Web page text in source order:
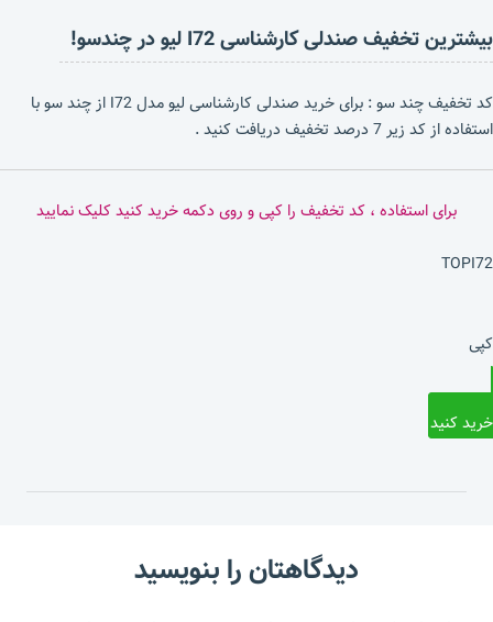
بیشترین تخفیف صندلی کارشناسی I72 لیو در چندسو!
کد تخفیف چند سو : برای خرید صندلی کارشناسی لیو مدل I72 از چند سو با
استفاده از کد زیر 7 درصد تخفیف دریافت کنید .
برای استفاده ، کد تخفیف را کپی و روی دکمه خرید کنید کلیک نمایید
TOPI72
کپی
خرید کنید
دیدگاهتان را بنویسید